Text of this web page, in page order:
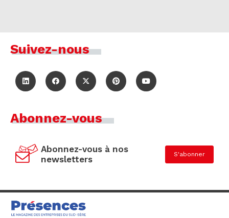
Suivez-nous
Abonnez-vous
Abonnez-vous à nos
newsletters
S'abonner